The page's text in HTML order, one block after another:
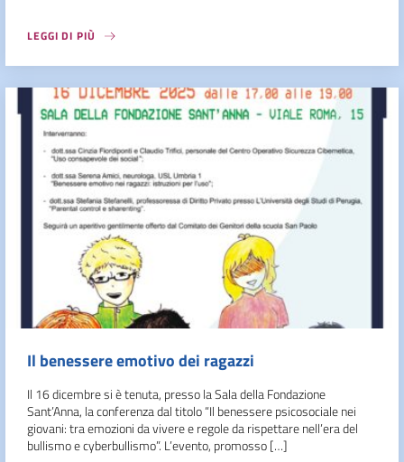
LEGGI DI PIÙ
Il benessere emotivo dei ragazzi
Il 16 dicembre si è tenuta, presso la Sala della Fondazione
Sant’Anna, la conferenza dal titolo “Il benessere psicosociale nei
giovani: tra emozioni da vivere e regole da rispettare nell’era del
bullismo e cyberbullismo”. L’evento, promosso […]